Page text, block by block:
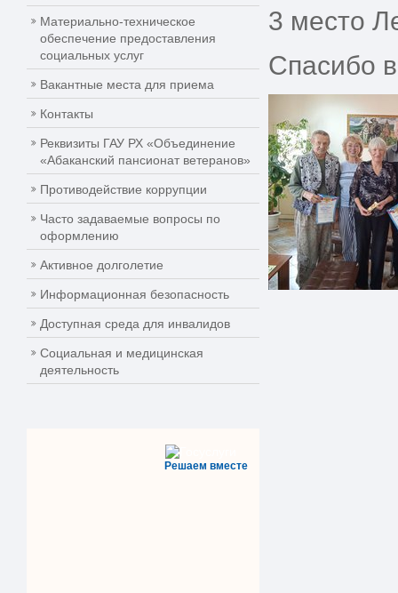
Материально-техническое
обеспечение предоставления
социальных услуг
Вакантные места для приема
Контакты
Реквизиты ГАУ РХ «Объединение
«Абаканский пансионат ветеранов»
Противодействие коррупции
Часто задаваемые вопросы по
оформлению
Активное долголетие
Информационная безопасность
Доступная среда для инвалидов
Социальная и медицинская
деятельность
Решаем вместе
3 место
Спасибо